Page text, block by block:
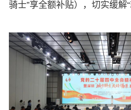
骑士”享全额补贴），切实缓解“